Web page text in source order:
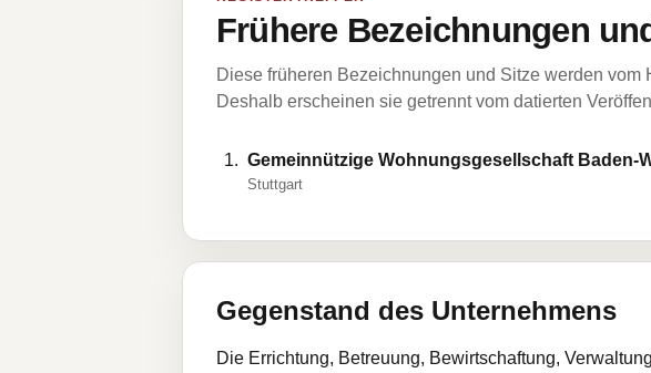
Frühere Bezeichnungen
Diese früheren Bezeichnungen und Sitze werden
Deshalb erscheinen sie getrennt vom datierten
Gemeinnützige Wohnungsgesellschaft Baden-
Stuttgart
Gegenstand des Unternehmens
Die Errichtung, Betreuung, Bewirtschaftung,